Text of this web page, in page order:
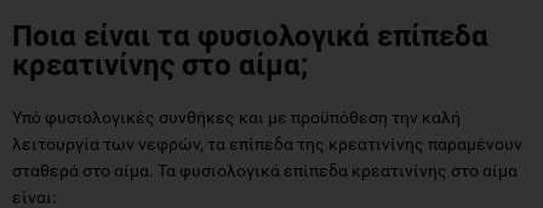
Ποια είναι τα φυσιολογικά επίπεδα
κρεατινίνης στο αίμα;
Υπό φυσιολογικές συνθήκες και με προϋπόθεση την καλή
λειτουργία των νεφρών, τα επίπεδα της κρεατινίνης παραμένουν
σταθερά στο αίμα. Τα φυσιολογικά επίπεδα κρεατινίνης στο αίμα
είναι: